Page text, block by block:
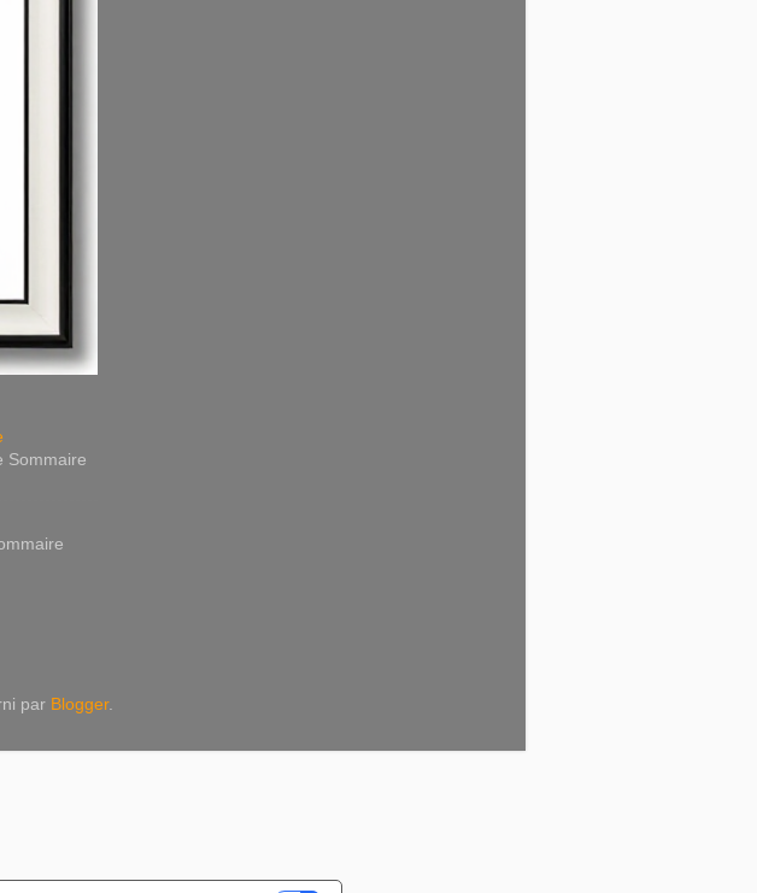
Sommaire
par Blogger.